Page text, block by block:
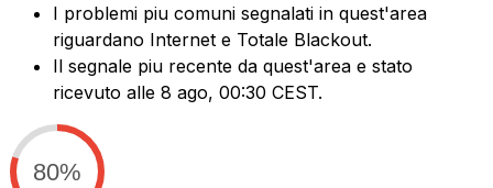
I problemi piu comuni segnalati in quest'area
riguardano Internet e Totale Blackout.
Il segnale piu recente da quest'area e stato
ricevuto alle 8 ago, 00:30 CEST.
80%